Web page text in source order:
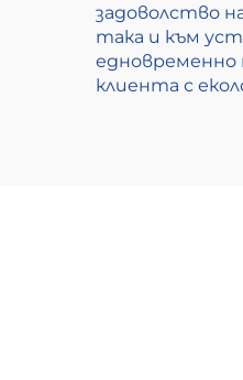
задоволство
така и към
едновременно
клиента с